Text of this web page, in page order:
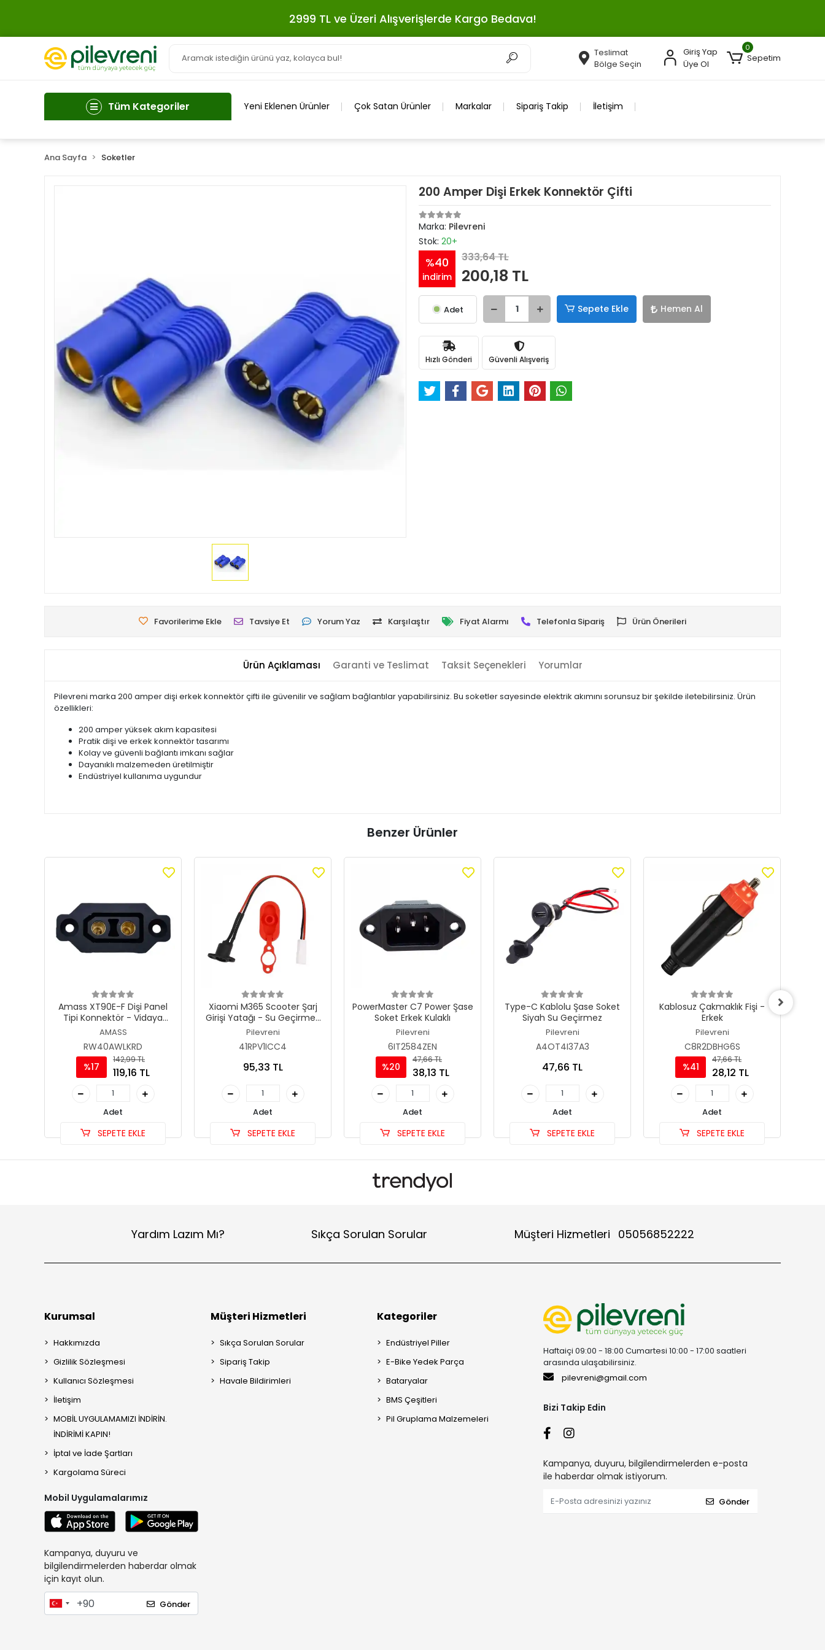
2999 TL ve Üzeri Alışverişlerde Kargo Bedava!
Teslimat
Bölge Seçin
Giriş Yap
Üye Ol
0
Sepetim
Tüm Kategoriler Yeni Eklenen Ürünler Çok Satan Ürünler Markalar Sipariş Takip İletişim
Ana Sayfa Soketler
200 Amper Dişi Erkek Konnektör Çifti
Marka: Pilevreni
Stok: 20+
%40
indirim
333,64 TL
200,18 TL
Adet Sepete Ekle Hemen Al
Hızlı Gönderi Güvenli Alışveriş
Favorilerime Ekle Tavsiye Et Yorum Yaz Karşılaştır Fiyat Alarmı Telefonla Sipariş Ürün Önerileri
Ürün Açıklaması Garanti ve Teslimat Taksit Seçenekleri Yorumlar
Pilevreni marka 200 amper dişi erkek konnektör çifti ile güvenilir ve sağlam bağlantılar yapabilirsiniz. Bu soketler sayesinde elektrik akımını sorunsuz bir şekilde iletebilirsiniz. Ürün
özellikleri:
200 amper yüksek akım kapasitesi
Pratik dişi ve erkek konnektör tasarımı
Kolay ve güvenli bağlantı imkanı sağlar
Dayanıklı malzemeden üretilmiştir
Endüstriyel kullanıma uygundur
Benzer Ürünler
Amass XT90E-F Dişi Panel
Tipi Konnektör - Vidaya
Uyumlu Montaj Soket (Erkek
Uyumlu Dişi)
AMASS
RW40AWLKRD
%17
142,99 TL
119,16 TL
Adet
SEPETE EKLE
Xiaomi M365 Scooter Şarj
Girişi Yatağı - Su Geçirmez
Koruma Kapağı Seti
Pilevreni
41RPV1ICC4
95,33 TL
Adet
SEPETE EKLE
PowerMaster C7 Power Şase
Soket Erkek Kulaklı
Pilevreni
6IT2584ZEN
%20
47,66 TL
38,13 TL
Adet
SEPETE EKLE
Type-C Kablolu Şase Soket
Siyah Su Geçirmez
Pilevreni
A4OT4I37A3
47,66 TL
Adet
SEPETE EKLE
Kablosuz Çakmaklık Fişi -
Erkek
Pilevreni
C8R2DBHG6S
%41
47,66 TL
28,12 TL
Adet
SEPETE EKLE
Yardım Lazım Mı? Sıkça Sorulan Sorular Müşteri Hizmetleri 05056852222
Kurumsal
Hakkımızda
Gizlilik Sözleşmesi
Kullanıcı Sözleşmesi
İletişim
MOBİL UYGULAMAMIZI İNDİRİN.
İNDİRİMİ KAPIN!
İptal ve İade Şartları
Kargolama Süreci
Mobil Uygulamalarımız
Kampanya, duyuru ve
bilgilendirmelerden haberdar olmak
için kayıt olun.
Gönder
Müşteri Hizmetleri
Sıkça Sorulan Sorular
Sipariş Takip
Havale Bildirimleri
Kategoriler
Endüstriyel Piller
E-Bike Yedek Parça
Bataryalar
BMS Çeşitleri
Pil Gruplama Malzemeleri
Haftaiçi 09:00 - 18:00 Cumartesi 10:00 - 17:00 saatleri
arasında ulaşabilirsiniz.
pilevreni@gmail.com
Bizi Takip Edin
Kampanya, duyuru, bilgilendirmelerden e-posta
ile haberdar olmak istiyorum.
Gönder